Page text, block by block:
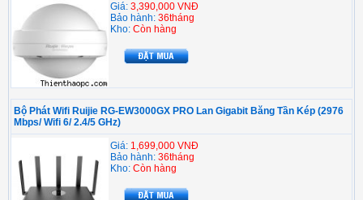
Giá: 3,390,000 VNĐ
Bảo hành: 36tháng
Kho: Còn hàng
Bộ Phát Wifi Ruijie RG-EW3000GX PRO Lan Gigabit Băng Tần Kép (2976
Mbps/ Wifi 6/ 2.4/5 GHz)
Giá: 1,699,000 VNĐ
Bảo hành: 36tháng
Kho: Còn hàng